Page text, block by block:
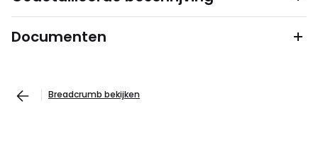
Documenten
Breadcrumb bekijken